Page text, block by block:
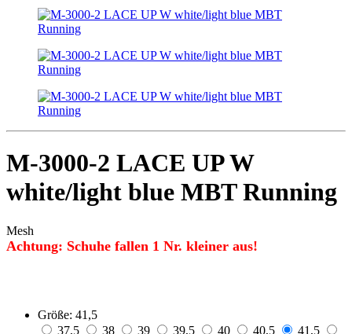
M-3000-2 LACE UP W
white/light blue MBT Running
Mesh
Achtung: Schuhe fallen 1 Nr. kleiner aus!
Größe: 41,5
37,5
38 39 39,5 40 40,5
41,5